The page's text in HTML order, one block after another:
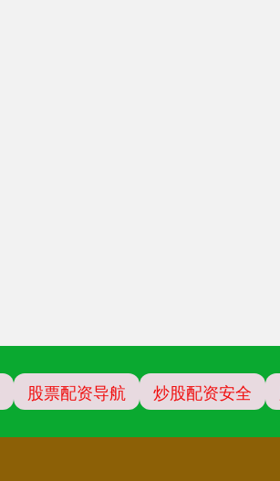
股票配资导航 炒股配资安全